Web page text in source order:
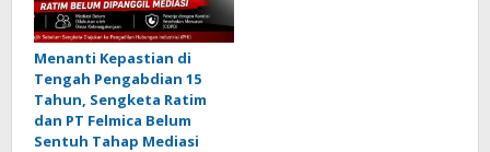
Menanti Kepastian di
Tengah Pengabdian 15
Tahun, Sengketa Ratim
dan PT Felmica Belum
Sentuh Tahap Mediasi